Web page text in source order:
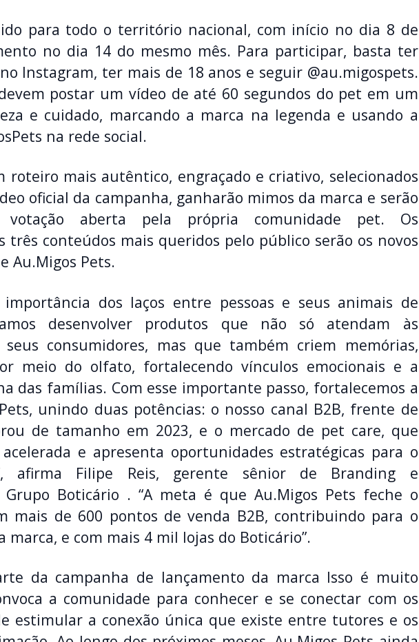
para todo o território nacional, com início no dia 8 de
no dia 14 do mesmo mês. Para participar, basta ter
Instagram, ter mais de 18 anos e seguir @au.migospets.
postar um vídeo de até 60 segundos do pet em um
e cuidado, marcando a marca na legenda e usando a
na rede social.
roteiro mais autêntico, engraçado e criativo, selecionados
oficial da campanha, ganharão mimos da marca e serão
votação aberta pela própria comunidade pet. Os
três conteúdos mais queridos pelo público serão os novos
Au.Migos Pets.
importância dos laços entre pessoas e seus animais de
desenvolver produtos que não só atendam às
seus consumidores, mas que também criem memórias,
meio do olfato, fortalecendo vínculos emocionais e a
das famílias. Com esse importante passo, fortalecemos a
unindo duas potências: o nosso canal B2B, frente de
de tamanho em 2023, e o mercado de pet care, que
e apresenta oportunidades estratégicas para o
afirma Filipe Reis, gerente sênior de Branding e
Grupo Boticário . “A meta é que Au.Migos Pets feche o
mais de 600 pontos de venda B2B, contribuindo para o
e com mais 4 mil lojas do Boticário”.
da campanha de lançamento da marca Isso é muito
a comunidade para conhecer e se conectar com os
estimular a conexão única que existe entre tutores e os